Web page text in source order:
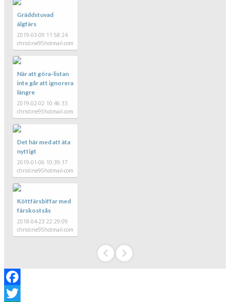
Gräddstuvad
älgfärs
2019-03-09 11:58:24
christine95hotmail-com
När att göra-listan
inte går att ignorera
längre
2019-02-02 10:46:33
christine95hotmail-com
Det här med att äta
nyttigt
2019-01-06 10:39:17
christine95hotmail-com
Köttfärsbiffar med
färskostsås
2018-04-23 22:29:09
christine95hotmail-com
Facebook